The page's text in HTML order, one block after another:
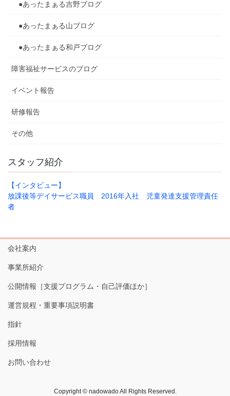
●あったまぁる吉野ブログ
●あったまぁる山ブログ
●あったまぁる和戸ブログ
障害福祉サービスのブログ
イベント報告
研修報告
その他
スタッフ紹介
【インタビュー】
放課後等デイサービス職員 2016年入社 児童発達支援管理責任
者
会社案内
事業所紹介
公開情報［支援プログラム・自己評価ほか］
運営規程・重要事項説明書
指針
採用情報
お問い合わせ
Copyright © nadowado All Rights Reserved.